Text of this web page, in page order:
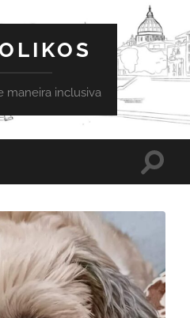
maneira inclusiva
Toggle